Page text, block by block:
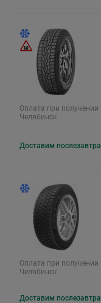
Оплата при получении
Челябинск
Доставим послезавтра
Оплата при получении
Челябинск
Доставим послезавтра